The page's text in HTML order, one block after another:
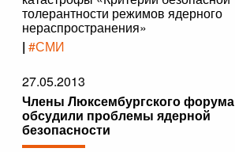
толерантности режимов ядерного
нераспространения»
| #СМИ
27.05.2013
Члены Люксембургского форума
обсудили проблемы ядерной
безопасности